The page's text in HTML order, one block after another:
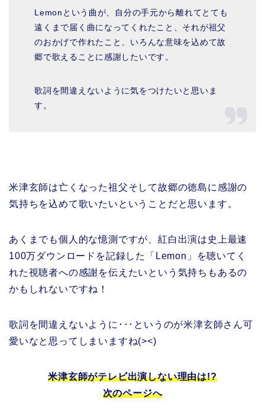
Lemonという曲が、自分の手元から離れてとても
遠くまで届く曲になってくれたこと、それが祖父
のおかげで作れたこと、いろんな意味を込めて故
郷で歌えることに感謝したいです。
歌詞を間違えないように気をつけたいと思いま
す。
米津玄師は亡くなった祖父そして故郷の徳島に感謝の
気持ちを込めて歌いたいということだと思います。
あくまでも個人的な憶測ですが、紅白出演は史上最速
100万ダウンロードを記録した「Lemon」を聴いてく
れた視聴者への感謝を伝えたいという気持ちもあるの
かもしれないですね！
歌詞を間違えないように･･･というのが米津玄師さん可
愛いなと思ってしまいますね(><)
米津玄師がテレビ出演しない理由は!?
次のページへ